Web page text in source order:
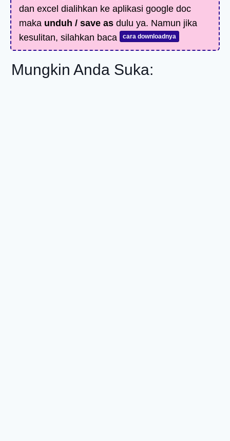
dan excel dialihkan ke aplikasi google doc
maka unduh / save as dulu ya. Namun jika
kesulitan, silahkan baca
cara downloadnya
Mungkin Anda Suka: